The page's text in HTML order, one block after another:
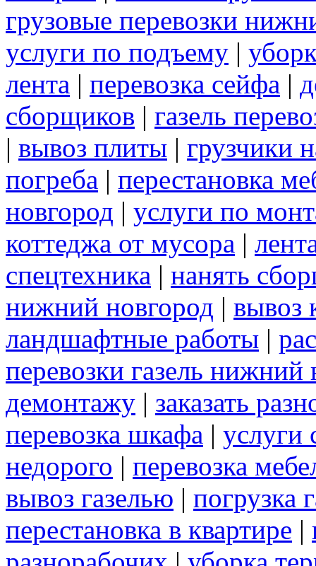
грузовые перевозки
услуги по подъему |
лента | перевозка сейфа |
сборщиков | газель
| вывоз плиты | грузчики
погреба | перестановка
новгород | услуги по
коттеджа от мусора |
спецтехника | нанять
нижний новгород | вывоз
ландшафтные работы |
перевозки газель нижний
демонтажу | заказать
перевозка шкафа | услуги
недорого | перевозка
вывоз газелью | погрузка
перестановка в квартире |